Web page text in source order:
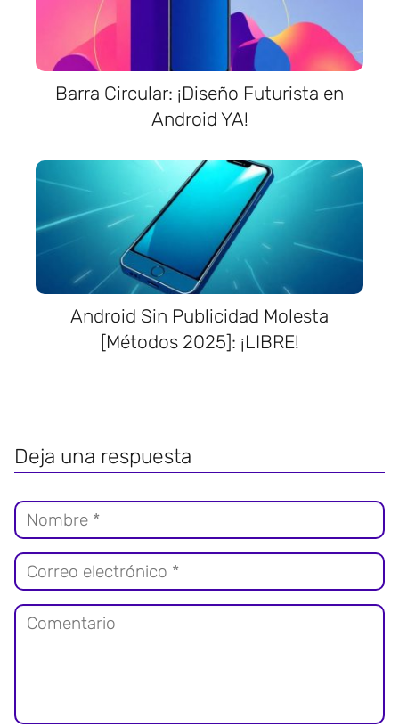
Barra Circular: ¡Diseño Futurista en
Android YA!
Android Sin Publicidad Molesta
[Métodos 2025]: ¡LIBRE!
Deja una respuesta